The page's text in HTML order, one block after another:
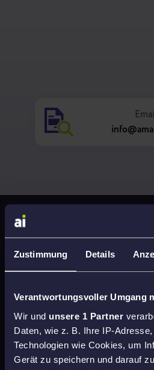
Zustimmung Details
Verantwortungsvoller Umgang
Wir und unsere 1 Partner
Daten, wie z. B. Ihre IP-
Technologien wie Cookies, um
Gerät zu speichern und darauf